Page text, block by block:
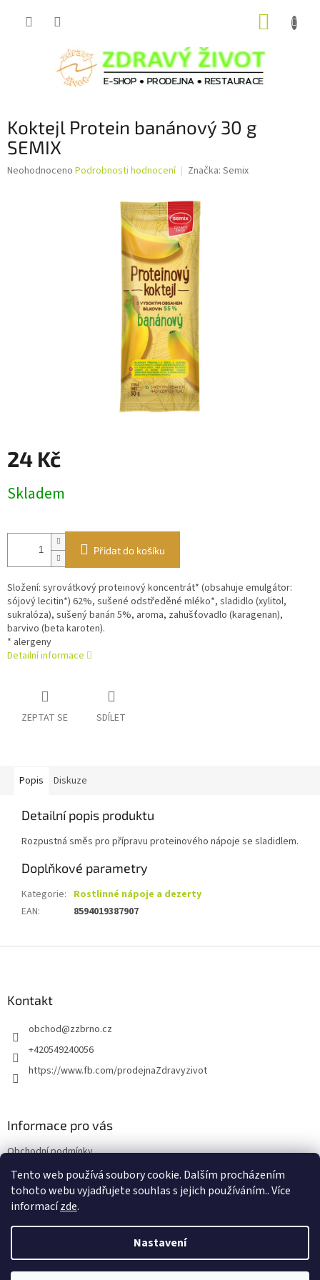
Tento web používá soubory cookie. Dalším procházením
tohoto webu vyjadřujete souhlas s jejich používáním.. Více
informacízde.
Nastavení
Koktejl Protein banánový 30 g
SEMIX
Průměrné
Neohodnoceno Podrobnosti hodnocení Značka: Semix
24 Kč
cena:
Skladem
Přidat do košíku
Složení: syrovátkový proteinový koncentrát* (obsahuje emulgátor:
sójový lecitin*) 62%, sušené odstředěné mléko*, sladidlo (xylitol,
sukralóza), sušený banán 5%, aroma, zahušťovadlo (karagenan),
barvivo (beta karoten).
* alergeny
Detailní informace
ZEPTAT SE SDÍLET
Popis Diskuze
Detailní popis produktu
Rozpustná směs pro přípravu proteinového nápoje se sladidlem.
Doplňkové parametry
Kategorie: Rostlinné nápoje a dezerty
EAN: 8594019387907
Kontakt
obchod@zzbrno.cz
+420549240056
https://www.fb.com/prodejnaZdravyzivot
Informace pro vás
Obchodní podmínky
Podmínky ochrany osobních údajů
Copyright 2026E-shop Zdravý život. Všechna práva vyhrazena.